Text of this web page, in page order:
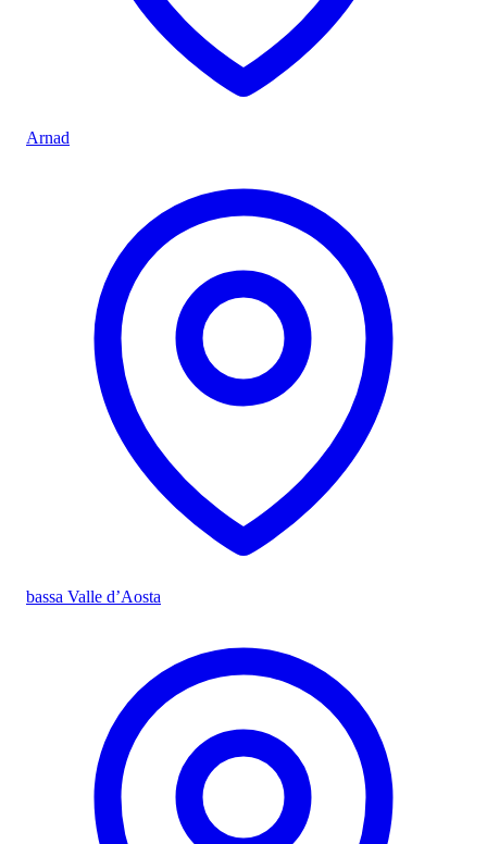
Arnad
bassa Valle d’Aosta